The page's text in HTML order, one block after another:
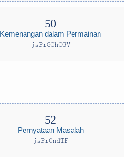
Kemenangan dalam Permainan
jsPrGChCGV
Pernyataan Masalah
jsPrCndTF